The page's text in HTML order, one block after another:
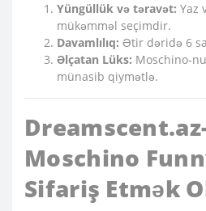
Yüngüllük və təravət: Yaz
mükəmməl seçimdir.
Davamlılıq: Ətir dəridə 6
Əlçatan Lüks: Moschino-
münasib qiymətlə.
Moschino
Sifariş Etmək